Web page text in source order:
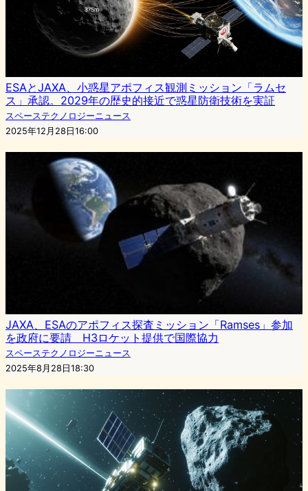
ESAとJAXA、小惑星アポフィス観測ミッション「ラムセ
ス」承認。2029年の歴史的接近で惑星防衛技術を実証
スペーステクノロジーニュース
2025年12月28日16:00
JAXA、ESAのアポフィス探査ミッション「Ramses」参加
を政府に要請 H3ロケット提供で国際協力
スペーステクノロジーニュース
2025年8月28日18:30